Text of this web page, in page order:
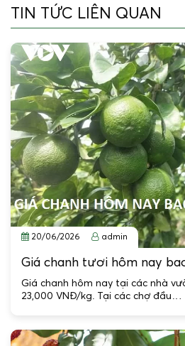
TIN TỨC LIÊN QUAN
20/06/2026 admin
Giá chanh tươi hôm nay
Giá chanh hôm nay tại các nhà
23,000 VNĐ/kg. Tại các chợ đầu…